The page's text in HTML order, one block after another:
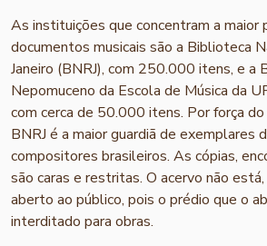
As instituições que concentram a maior
documentos musicais são a Biblioteca
Janeiro (BNRJ), com 250.000 itens, e
Nepomuceno da Escola de Música da
com cerca de 50.000 itens. Por força
BNRJ é a maior guardiã de exemplares
compositores brasileiros. As cópias,
são caras e restritas. O acervo não
aberto ao público, pois o prédio que o
interditado para obras.